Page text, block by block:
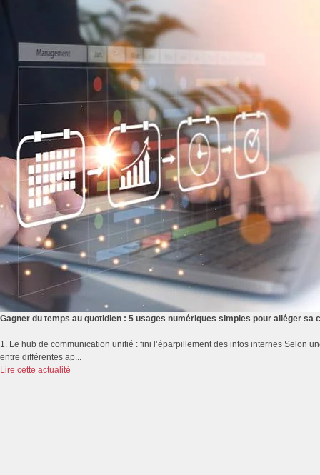
Gagner du temps au quotidien : 5 usages numériques simples pour alléger sa
1. Le hub de communication unifié : fini l’éparpillement des infos internes Selon
entre différentes ap...
Lire cette actualité